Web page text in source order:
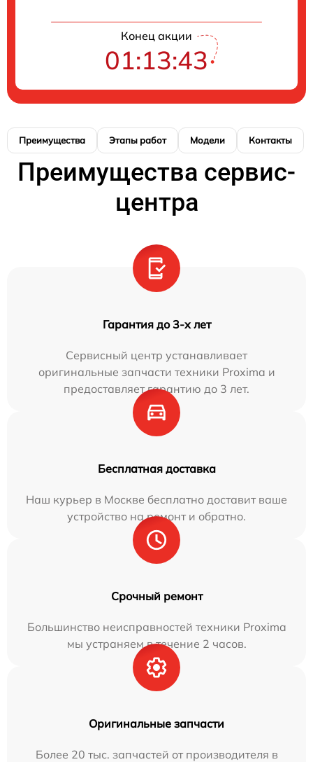
Конец акции
01:13:43
Преимущества Этапы работ Модели Контакты
Преимущества сервис-
центра
Гарантия до 3-х лет
Сервисный центр устанавливает
оригинальные запчасти техники Proxima и
предоставляет гарантию до 3 лет.
Бесплатная доставка
Наш курьер в Москве бесплатно доставит ваше
устройство на ремонт и обратно.
Срочный ремонт
Большинство неисправностей техники Proxima
мы устраняем в течение 2 часов.
Оригинальные запчасти
Более 20 тыс. запчастей от производителя в